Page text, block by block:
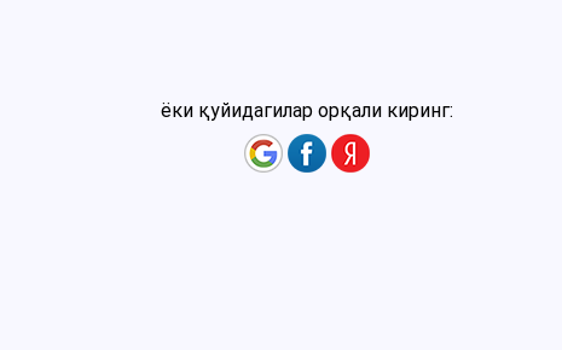
ёки қуйидагилар орқали киринг: